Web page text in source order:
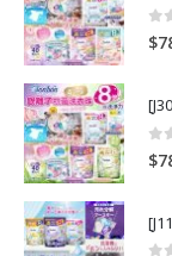
0
$
0
$